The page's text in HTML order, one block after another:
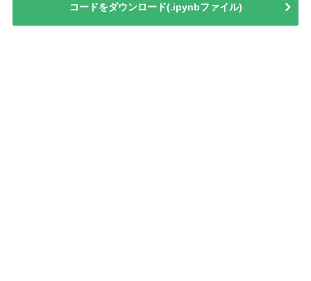
コードをダウンロード(.ipynbファイル)